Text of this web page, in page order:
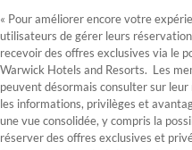
« Pour améliorer encore votre
utilisateurs de gérer leurs
recevoir des offres exclusives via le
Warwick Hotels and Resorts. Les
peuvent désormais consulter sur
les informations, privilèges et
une vue consolidée, y compris la
réserver des offres exclusives et